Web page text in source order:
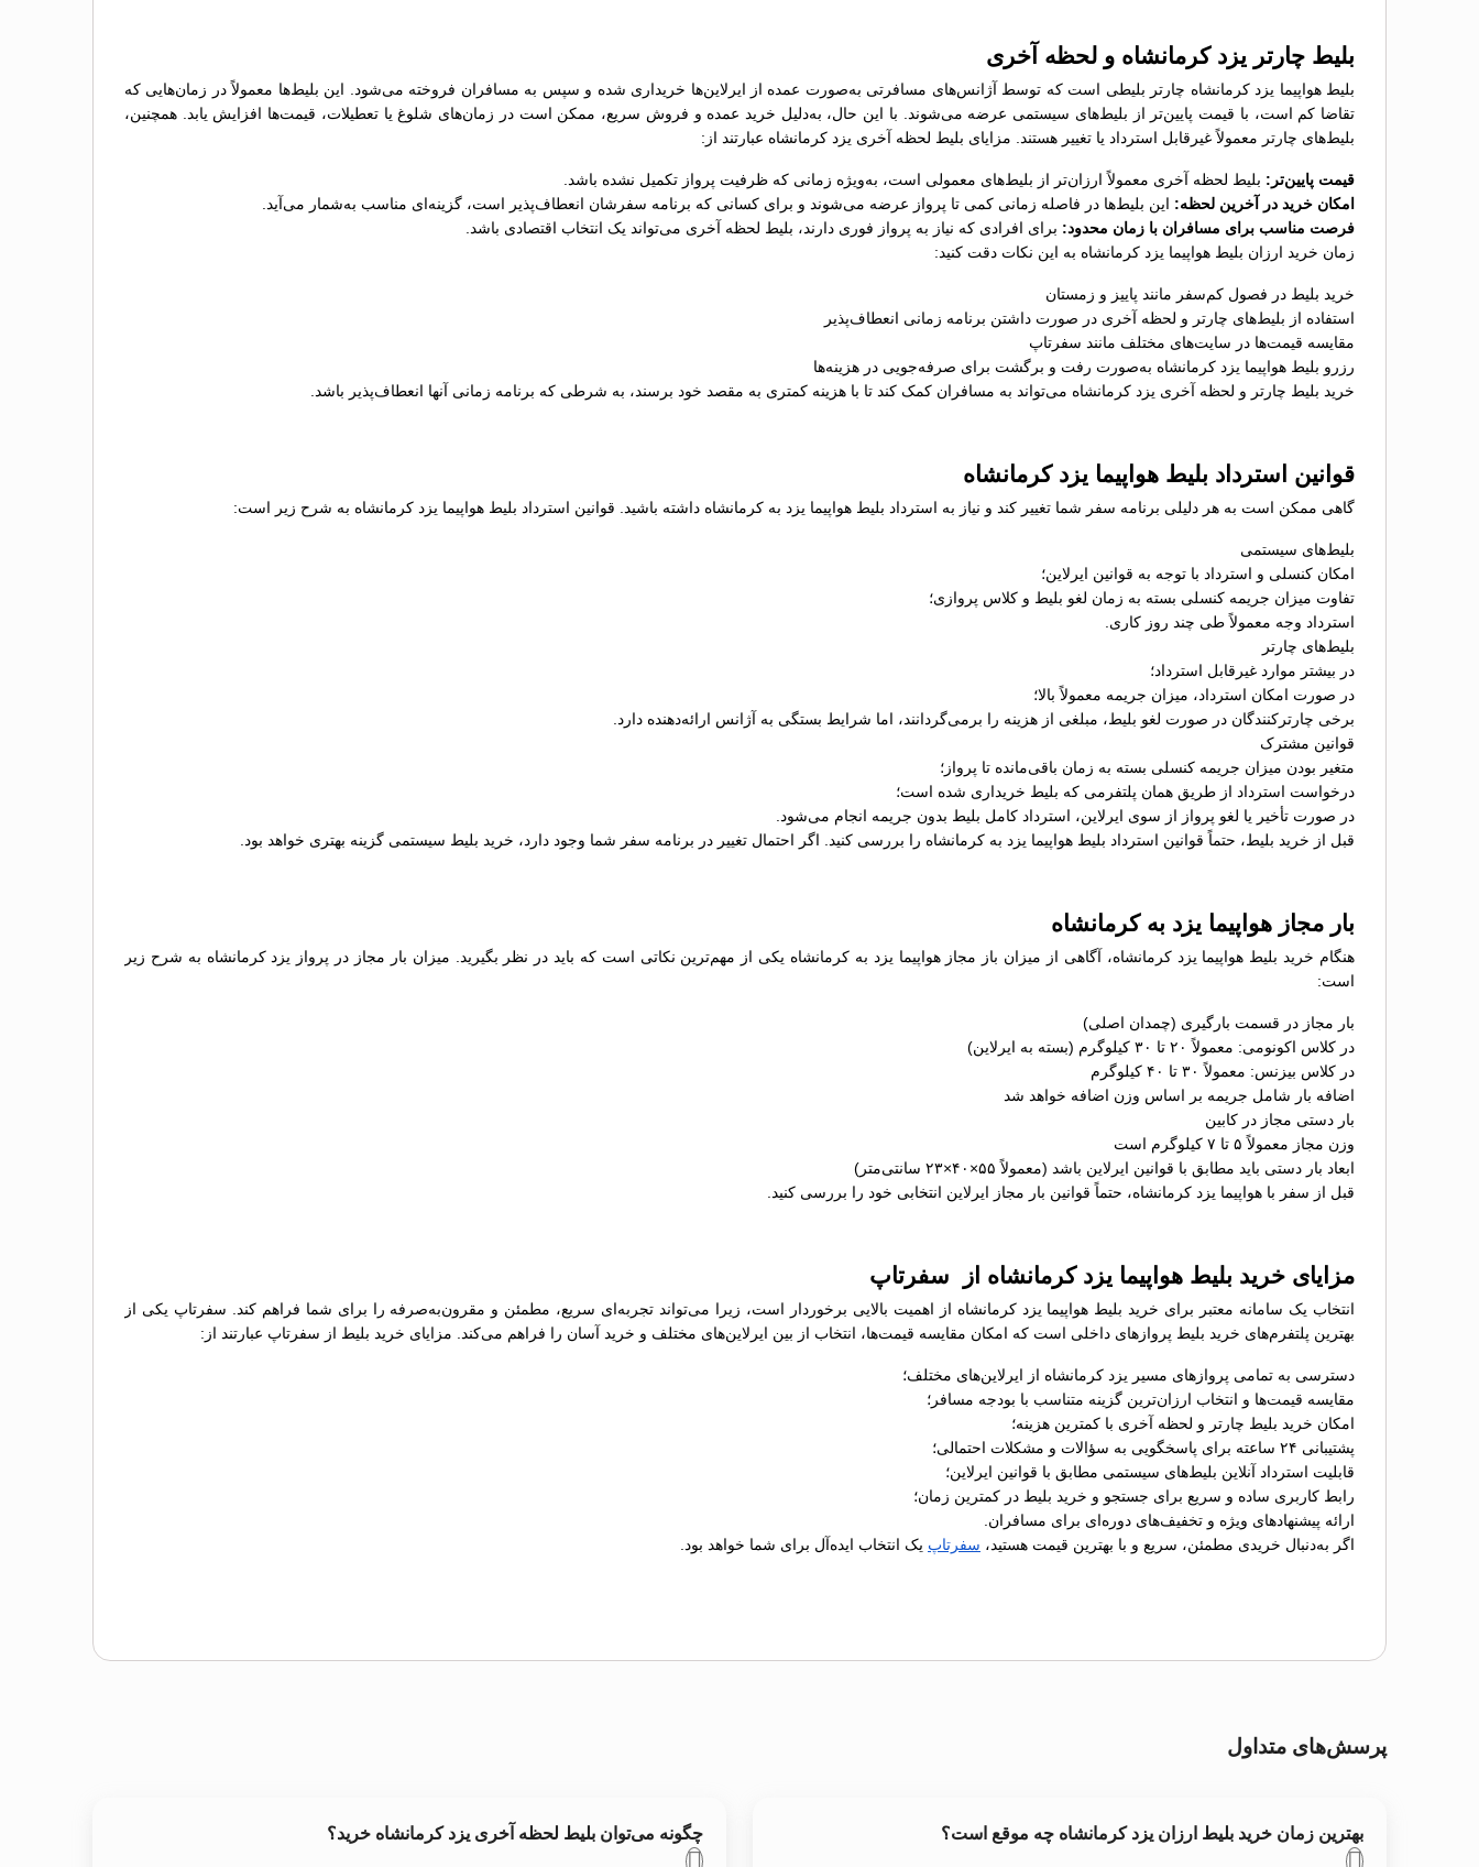
بلیط چارتر یزد کرمانشاه و لحظه آخری
بلیط هواپیما یزد کرمانشاه چارتر بلیطی است که توسط آژانس‌های مسافرتی به‌صورت عمده از ایرلاین‌ها خریداری شده و سپس به مسافران فروخته می‌شود. این بلیط‌ها معمولاً در زمان‌هایی که
تقاضا کم است، با قیمت پایین‌تر از بلیط‌های سیستمی عرضه می‌شوند. با این حال، به‌دلیل خرید عمده و فروش سریع، ممکن است در زمان‌های شلوغ یا تعطیلات، قیمت‌ها افزایش یابد. همچنین،
بلیط‌های چارتر معمولاً غیرقابل استرداد یا تغییر هستند. مزایای بلیط لحظه آخری یزد کرمانشاه عبارتند از:
قیمت پایین‌تر: بلیط لحظه آخری معمولاً ارزان‌تر از بلیط‌های معمولی است، به‌ویژه زمانی که ظرفیت پرواز تکمیل نشده باشد.
امکان خرید در آخرین لحظه: این بلیط‌ها در فاصله زمانی کمی تا پرواز عرضه می‌شوند و برای کسانی که برنامه سفرشان انعطاف‌پذیر است، گزینه‌ای مناسب به‌شمار می‌آید.
فرصت مناسب برای مسافران با زمان محدود: برای افرادی که نیاز به پرواز فوری دارند، بلیط لحظه آخری می‌تواند یک انتخاب اقتصادی باشد.
زمان خرید ارزان بلیط هواپیما یزد کرمانشاه به این نکات دقت کنید:
خرید بلیط در فصول کم‌سفر مانند پاییز و زمستان
استفاده از بلیط‌های چارتر و لحظه آخری در صورت داشتن برنامه زمانی انعطاف‌پذیر
مقایسه قیمت‌ها در سایت‌های مختلف مانند سفرتاپ
رزرو بلیط هواپیما یزد کرمانشاه به‌صورت رفت و برگشت برای صرفه‌جویی در هزینه‌ها
خرید بلیط چارتر و لحظه آخری یزد کرمانشاه می‌تواند به مسافران کمک کند تا با هزینه کمتری به مقصد خود برسند، به شرطی که برنامه زمانی آنها انعطاف‌پذیر باشد.
قوانین استرداد بلیط هواپیما یزد کرمانشاه
گاهی ممکن است به هر دلیلی برنامه سفر شما تغییر کند و نیاز به استرداد بلیط هواپیما یزد به کرمانشاه داشته باشید. قوانین استرداد بلیط هواپیما یزد کرمانشاه به شرح زیر است:
بلیط‌های سیستمی
امکان کنسلی و استرداد با توجه به قوانین ایرلاین؛
تفاوت میزان جریمه کنسلی بسته به زمان لغو بلیط و کلاس پروازی؛
استرداد وجه معمولاً طی چند روز کاری.
بلیط‌های چارتر
در بیشتر موارد غیرقابل استرداد؛
در صورت امکان استرداد، میزان جریمه معمولاً بالا؛
برخی چارترکنندگان در صورت لغو بلیط، مبلغی از هزینه را برمی‌گردانند، اما شرایط بستگی به آژانس ارائه‌دهنده دارد.
قوانین مشترک
متغیر بودن میزان جریمه کنسلی بسته به زمان باقی‌مانده تا پرواز؛
درخواست استرداد از طریق همان پلتفرمی که بلیط خریداری شده است؛
در صورت تأخیر یا لغو پرواز از سوی ایرلاین، استرداد کامل بلیط بدون جریمه انجام می‌شود.
قبل از خرید بلیط، حتماً قوانین استرداد بلیط هواپیما یزد به کرمانشاه را بررسی کنید. اگر احتمال تغییر در برنامه سفر شما وجود دارد، خرید بلیط سیستمی گزینه بهتری خواهد بود.
بار مجاز هواپیما یزد به کرمانشاه
هنگام خرید بلیط هواپیما یزد کرمانشاه، آگاهی از میزان باز مجاز هواپیما یزد به کرمانشاه یکی از مهم‌ترین نکاتی است که باید در نظر بگیرید. میزان بار مجاز در پرواز یزد کرمانشاه به شرح زیر
است:
بار مجاز در قسمت بارگیری (چمدان اصلی)
در کلاس اکونومی: معمولاً ۲۰ تا ۳۰ کیلوگرم (بسته به ایرلاین)
در کلاس بیزنس: معمولاً ۳۰ تا ۴۰ کیلوگرم
اضافه بار شامل جریمه بر اساس وزن اضافه خواهد شد
بار دستی مجاز در کابین
وزن مجاز معمولاً ۵ تا ۷ کیلوگرم است
ابعاد بار دستی باید مطابق با قوانین ایرلاین باشد (معمولاً ۵۵×۴۰×۲۳ سانتی‌متر)
قبل از سفر با هواپیما یزد کرمانشاه، حتماً قوانین بار مجاز ایرلاین انتخابی خود را بررسی کنید.
مزایای خرید بلیط هواپیما یزد کرمانشاه از سفرتاپ
انتخاب یک سامانه معتبر برای خرید بلیط هواپیما یزد کرمانشاه از اهمیت بالایی برخوردار است، زیرا می‌تواند تجربه‌ای سریع، مطمئن و مقرون‌به‌صرفه را برای شما فراهم کند. سفرتاپ یکی از
بهترین پلتفرم‌های خرید بلیط پروازهای داخلی است که امکان مقایسه قیمت‌ها، انتخاب از بین ایرلاین‌های مختلف و خرید آسان را فراهم می‌کند. مزایای خرید بلیط از سفرتاپ عبارتند از:
دسترسی به تمامی پروازهای مسیر یزد کرمانشاه از ایرلاین‌های مختلف؛
مقایسه قیمت‌ها و انتخاب ارزان‌ترین گزینه متناسب با بودجه مسافر؛
امکان خرید بلیط چارتر و لحظه آخری با کمترین هزینه؛
پشتیبانی ۲۴ ساعته برای پاسخگویی به سؤالات و مشکلات احتمالی؛
قابلیت استرداد آنلاین بلیط‌های سیستمی مطابق با قوانین ایرلاین؛
رابط کاربری ساده و سریع برای جستجو و خرید بلیط در کمترین زمان؛
ارائه پیشنهادهای ویژه و تخفیف‌های دوره‌ای برای مسافران.
اگر به‌دنبال خریدی مطمئن، سریع و با بهترین قیمت هستید، سفرتاپ یک انتخاب ایده‌آل برای شما خواهد بود.
پرسش‌های متداول
بهترین زمان خرید بلیط ارزان یزد کرمانشاه چه موقع است؟ چگونه می‌توان بلیط لحظه آخری یزد کرمانشاه خرید؟